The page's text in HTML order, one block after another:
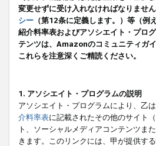
変更せずに受け入れなければなりませ
シー （第12条に定義します。）等（
紹介料率表およびアソシエイト・プロ
テンツは、Amazonのコミュニティガ
これらを注意深くご精読ください。
1. アソシエイト・プログラムの説明
アソシエイト・プログラムにより、乙は
介料率表に記載されたその他のサイト
ト、ソーシャルメディアコンテンツま
きます。このリンクには、甲が提供す